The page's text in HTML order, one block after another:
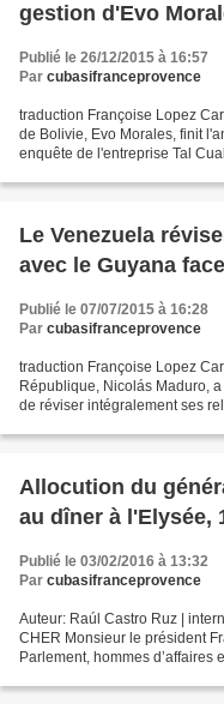
gestion d'Evo
Publié le 26/12/2015 à 16:57
Par cubasifranceprovence
traduction Françoise Lopez
de Bolivie, Evo Morales, finit
enquête de l'entreprise Tal
Le Venezuela
avec le Guyana
Publié le 07/07/2015 à 16:28
Par cubasifranceprovence
traduction Françoise Lopez
République, Nicolás Maduro,
de réviser intégralement ses
Allocution du
au dîner à l'Elysée,
Publié le 03/02/2016 à 13:32
Par cubasifranceprovence
Auteur: Raúl Castro Ruz |
CHER Monsieur le président
Parlement, hommes